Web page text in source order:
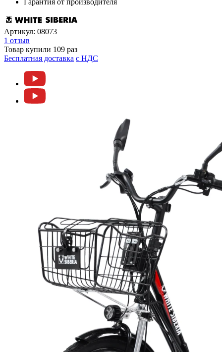
Артикул: 08073
1 отзыв
Товар купили 109 раз
Бесплатная доставка c НДС